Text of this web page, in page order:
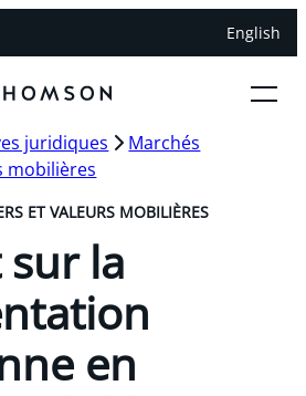
English
juridiques
Marchés
mobilières
ET VALEURS MOBILIÈRES
la
en